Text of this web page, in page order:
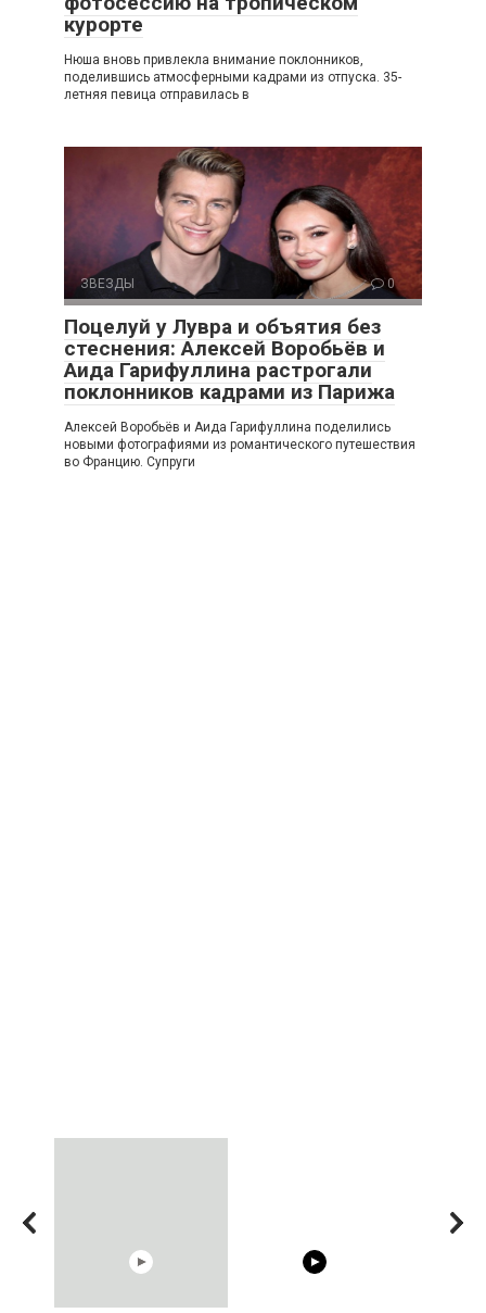
курорте
Нюша вновь привлекла внимание поклонников,
поделившись атмосферными кадрами из отпуска. 35-
летняя певица отправилась в
ЗВЕЗДЫ 0
Поцелуй у Лувра и объятия без
стеснения: Алексей Воробьёв и
Аида Гарифуллина растрогали
поклонников кадрами из Парижа
Алексей Воробьёв и Аида Гарифуллина поделились
новыми фотографиями из романтического путешествия
во Францию. Супруги